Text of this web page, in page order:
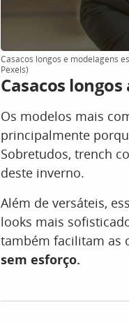
Casacos longos e modelagens
Pexels)
Casacos
Os modelos mais
principalmente
Sobretudos, trench
deste inverno.
Além de versáteis,
looks mais
também facilitam as
sem esforço.